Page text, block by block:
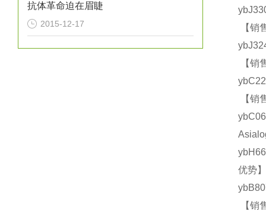
抗体革命迫在眉睫
2015-12-17
【销
【销
【销
优势
【销